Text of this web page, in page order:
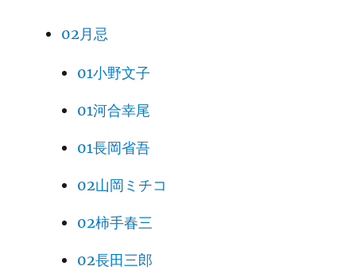
02月忌
01小野文子
01河合幸尾
01長岡省吾
02山岡ミチコ
02柿手春三
02長田三郎